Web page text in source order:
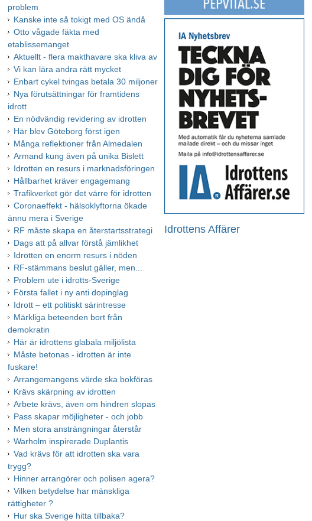
Idrottens Affärer
problem
Kanske inte så tokigt med OS ändå
Otto vågade fäkta med
etablissemanget
Aktuellt - flera makthavare ska kliva av
Vi kan lära andra rätt mycket
Enbart cykel tvingas betala 30 miljoner
Nya förutsättningar för framtidens
idrott
En nödvändig revidering av idrotten
Här blev Göteborg först igen
Många reflektioner från Almedalen
Armand kung även på unika Bislett
Idrotten en resurs i marknadsföringen
Hållbarhet kräver engagemang
Trafikverket gör det värre för idrotten
Coronaeffekt - hälsoklyftorna ökade
ännu mera i Sverige
RF måste skapa en återstartsstrategi
Dags att på allvar förstå jämlikhet
Idrotten en enorm resurs i nöden
RF-stämmans beslut gäller, men...
Problem ute i idrotts-Sverige
Första fallet i ny anti dopinglag
Idrott – ett politiskt särintresse
Märkliga beteenden bort från
demokratin
Här är idrottens glabala miljölista
Måste betonas - idrotten är inte
fuskare!
Arrangemangens värde ska bokföras
Krävs skärpning av idrotten
Arbete krävs, även om hindren slopas
Pass skapar möjligheter - och jobb
Men stora ansträngningar återstår
Warholm inspirerade Duplantis
Vad krävs för att idrotten ska vara
trygg?
Hinner arrangörer och polisen agera?
Vilken betydelse har mänskliga
rättigheter ?
Hur ska Sverige hitta tillbaka?